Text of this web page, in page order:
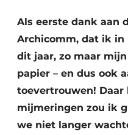
Als eerste dank aan
Archicomm, dat ik
dit jaar, zo maar
papier – en dus ook
toevertrouwen! Daar
mijmeringen zou ik
we niet langer